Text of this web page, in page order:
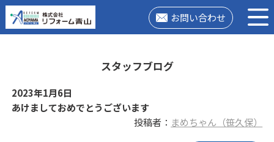
お問い合わせ
スタッフブログ
2023年1月6日
あけましておめでとうございます
投稿者： まめちゃん（笹久保）